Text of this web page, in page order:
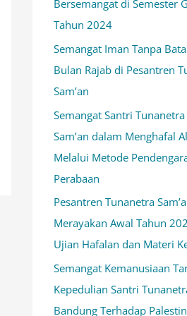
k
Bersemangat di Semester
Tahun 2024
Semangat Iman Tanpa
Bulan Rajab di Pesantren
Sam’an
Semangat Santri
Sam’an dalam Menghafal
Melalui Metode
Perabaan
Pesantren Tunanetra
Merayakan Awal Tahun
Ujian Hafalan dan Materi
Semangat Kemanusiaan
Kepedulian Santri
Bandung Terhadap